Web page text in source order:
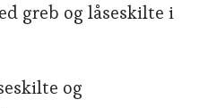
greb og låseskilte i
og